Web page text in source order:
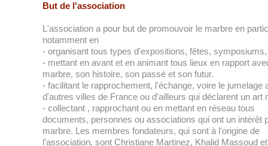
But de l'association
L'association a pour but de promouvoir le marbre en
notamment en
- organisant tous types d'expositions, fêtes,
- mettant en avant et en animant tous lieux en rapport
marbre, son histoire, son passé et son futur.
- facilitant le rapprochement, l'échange, voire le jumelage
d'autres villes de France ou d'ailleurs qui déclarent un art
- collectant , rapprochant ou en mettant en réseau tous
documents, personnes ou associations qui ont un intérêt
marbre. Les membres fondateurs, qui sont à l'origine de
l'association, sont Christiane Martinez, Khalid Massoud